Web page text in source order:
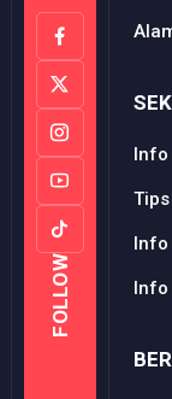
FOLLOW
Info
Info
Info